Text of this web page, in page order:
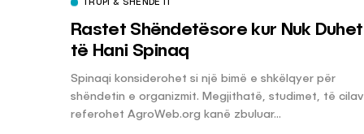
TRUPI & SHËNDETI
Rastet Shëndetësore kur Nuk Duhet
të Hani Spinaq
Spinaqi konsiderohet si një bimë e shkëlqyer për
shëndetin e organizmit. Megjithatë, studimet, të
referohet AgroWeb.org kanë zbuluar...